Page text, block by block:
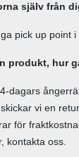
själv från
pick up point i
produkt, hur
dagars
vi en
för
kontakta oss.